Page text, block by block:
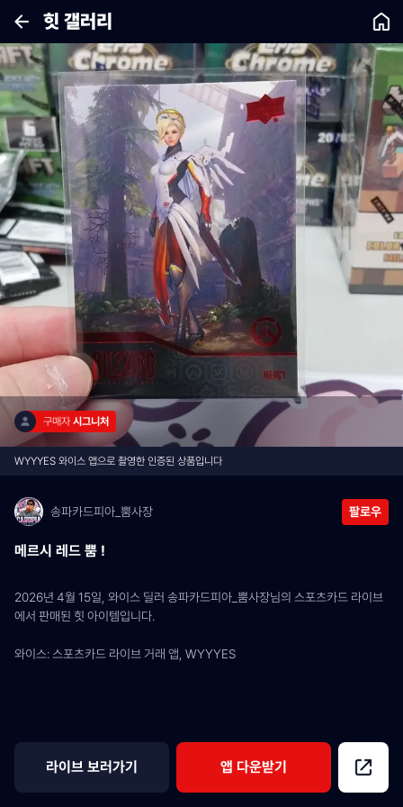
힛 갤러리
구매자 시그니처
WYYYES 와이스 앱으로 촬영한 인증된 상품입니다
송파카드피아_뿜사장 팔로우
메르시 레드 뿜 !
2026년 4월 15일, 와이스 딜러 송파카드피아_뿜사장님의 스포츠카드 라이브
에서 판매된 힛 아이템입니다.
와이스: 스포츠카드 라이브 거래 앱, WYYYES
라이브 보러가기 앱 다운받기